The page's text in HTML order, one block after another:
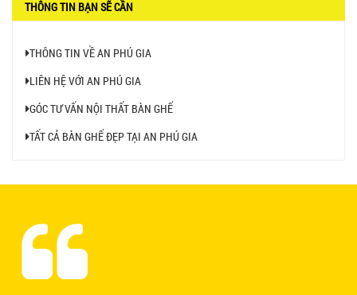
SỐ: X001
THÔNG TIN BẠN SẼ CẦN
THÔNG TIN VỀ AN PHÚ GIA
LIÊN HỆ VỚI AN PHÚ GIA
GÓC TƯ VẤN NỘI THẤT BÀN GHẾ
TẤT CẢ BÀN GHẾ ĐẸP TẠI AN PHÚ GIA